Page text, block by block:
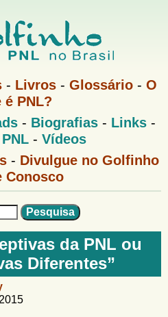
- Livros- Glossário- O
é PNL?
- Biografias- Links-
- Vídeos
- Divulgue no Golfinho
Conosco
da PNL ou
Diferentes”